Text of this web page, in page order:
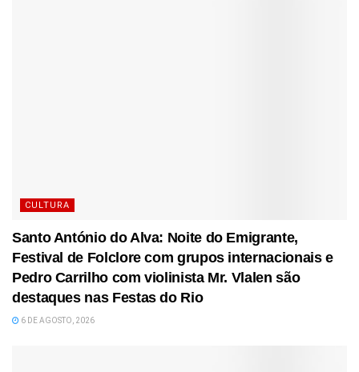
CULTURA
Santo António do Alva: Noite do Emigrante,
Festival de Folclore com grupos internacionais e
Pedro Carrilho com violinista Mr. Vlalen são
destaques nas Festas do Rio
6 DE AGOSTO, 2026